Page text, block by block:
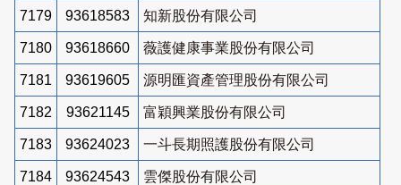
7179 93618583 知新股份有限公司
7180 93618660 薇護健康事業股份有限公司
7181 93619605 源明匯資產管理股份有限公司
7182 93621145 富穎興業股份有限公司
7183 93624023 一斗長期照護股份有限公司
7184 93624543 雲傑股份有限公司